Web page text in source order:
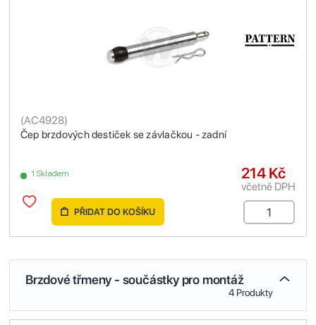
Čep brzdových destiček se závlačkou - zadní
(AC4928)
1 Skladem 214 Kč
včetně DPH
PŘIDAT DO KOŠÍKU
Brzdové třmeny - součástky pro montáž
4 Produkty